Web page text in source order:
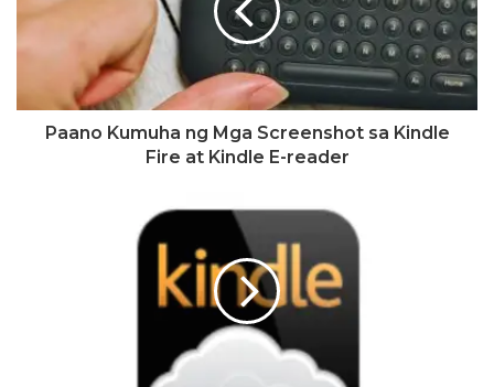
Paano Kumuha ng Mga Screenshot sa Kindle
Fire at Kindle E-reader